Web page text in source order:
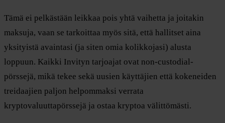
Tämä ei pelkästään leikkaa pois yhtä vaihetta ja joitakin
maksuja, vaan se tarkoittaa myös sitä, että hallitset aina
yksityistä avaintasi (ja siten omia kolikkojasi) alusta
loppuun. Kaikki Invityn tarjoajat ovat non-custodial-
pörssejä, mikä tekee sekä uusien käyttäjien että kokeneiden
treidaajien paljon helpommaksi verrata
kryptovaluuttapörssejä ja ostaa kryptoa välittömästi.